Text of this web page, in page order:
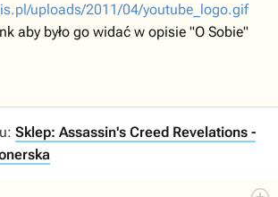
uploads/2011/04/youtube_logo.gif
aby było go widać w opisie "O Sobie"
Sklep: Assassin's Creed Revelations -